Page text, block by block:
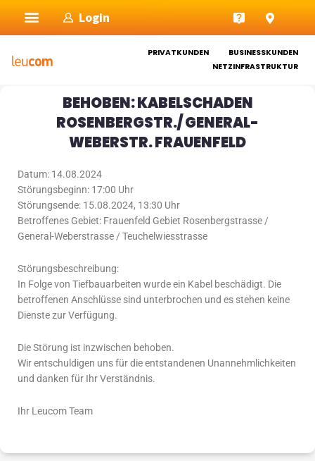
Inhalt
springen
Login
PRIVATKUNDEN
BUSINESSKUNDEN
NETZINFRASTRUKTUR
BEHOBEN: KABELSCHADEN
ROSENBERGSTR./ GENERAL-
WEBERSTR. FRAUENFELD
Datum: 14.08.2024
Störungsbeginn: 17:00 Uhr
Störungsende: 15.08.2024, 13:30 Uhr
Betroffenes Gebiet: Frauenfeld Gebiet Rosenbergstrasse /
General-Weberstrasse / Teuchelwiesstrasse
Störungsbeschreibung:
In Folge von Tiefbauarbeiten wurde ein Kabel beschädigt. Die
betroffenen Anschlüsse sind unterbrochen und es stehen keine
Dienste zur Verfügung.
Die Störung ist inzwischen behoben.
Wir entschuldigen uns für die entstandenen Unannehmlichkeiten
und danken für Ihr Verständnis.
Ihr Leucom Team